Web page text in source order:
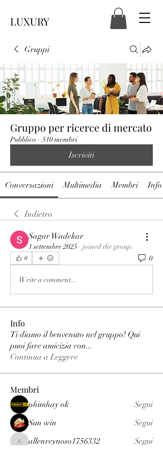
LUXURY
Gruppi
Gruppo per ricerce di mercato
Pubblico · 510 membri
Iscriviti
Conversazioni Multimedia Membri Info
Indietro
Sagar Wadekar
1 settembre 2025 · joined the group.
0 0
Write a comment...
Info
Ti diamo il benvenuto nel gruppo! Qui
puoi fare amicizia con...
Continua a Leggere
Membri
phimhay ok
Segui
Sun win
Segui
allenreynoso1756332
allenreynoso1756332
Segui